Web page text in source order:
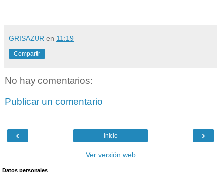
GRISAZUR en 11:19
Compartir
No hay comentarios:
Publicar un comentario
‹ ›
Inicio
Ver versión web
Datos personales